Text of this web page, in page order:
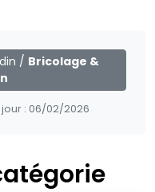
/ Bricolage &
: 06/02/2026